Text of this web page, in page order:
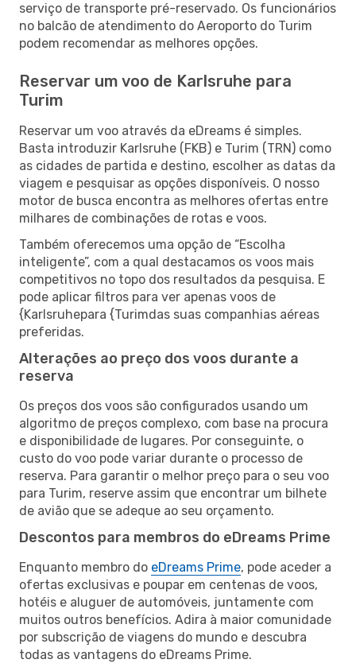
serviço de transporte pré-reservado. Os funcionários
no balcão de atendimento do Aeroporto do Turim
podem recomendar as melhores opções.
Reservar um voo de Karlsruhe para
Turim
Reservar um voo através da eDreams é simples.
Basta introduzir Karlsruhe (FKB) e Turim (TRN) como
as cidades de partida e destino, escolher as datas da
viagem e pesquisar as opções disponíveis. O nosso
motor de busca encontra as melhores ofertas entre
milhares de combinações de rotas e voos.
Também oferecemos uma opção de “Escolha
inteligente”, com a qual destacamos os voos mais
competitivos no topo dos resultados da pesquisa. E
pode aplicar filtros para ver apenas voos de
{Karlsruhepara {Turimdas suas companhias aéreas
preferidas.
Alterações ao preço dos voos durante a
reserva
Os preços dos voos são configurados usando um
algoritmo de preços complexo, com base na procura
e disponibilidade de lugares. Por conseguinte, o
custo do voo pode variar durante o processo de
reserva. Para garantir o melhor preço para o seu voo
para Turim, reserve assim que encontrar um bilhete
de avião que se adeque ao seu orçamento.
Descontos para membros do eDreams Prime
Enquanto membro do eDreams Prime, pode aceder a
ofertas exclusivas e poupar em centenas de voos,
hotéis e aluguer de automóveis, juntamente com
muitos outros benefícios. Adira à maior comunidade
por subscrição de viagens do mundo e descubra
todas as vantagens do eDreams Prime.